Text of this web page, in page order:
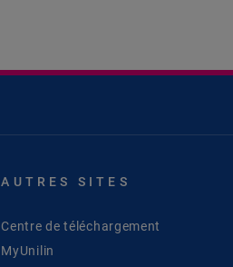
AUTRES SITES
Centre de téléchargement
MyUnilin